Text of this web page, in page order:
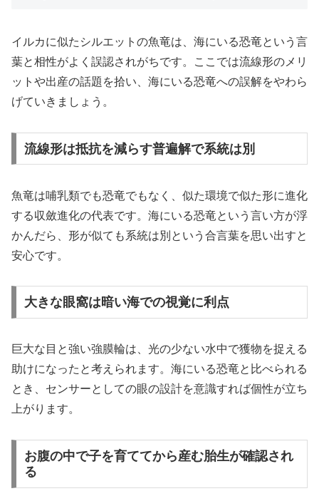
イルカに似たシルエットの魚竜は、海にいる恐竜という言
葉と相性がよく誤認されがちです。ここでは流線形のメリ
ットや出産の話題を拾い、海にいる恐竜への誤解をやわら
げていきましょう。
流線形は抵抗を減らす普遍解で系統は別
魚竜は哺乳類でも恐竜でもなく、似た環境で似た形に進化
する収斂進化の代表です。海にいる恐竜という言い方が浮
かんだら、形が似ても系統は別という合言葉を思い出すと
安心です。
大きな眼窩は暗い海での視覚に利点
巨大な目と強い強膜輪は、光の少ない水中で獲物を捉える
助けになったと考えられます。海にいる恐竜と比べられる
とき、センサーとしての眼の設計を意識すれば個性が立ち
上がります。
お腹の中で子を育ててから産む胎生が確認され
る